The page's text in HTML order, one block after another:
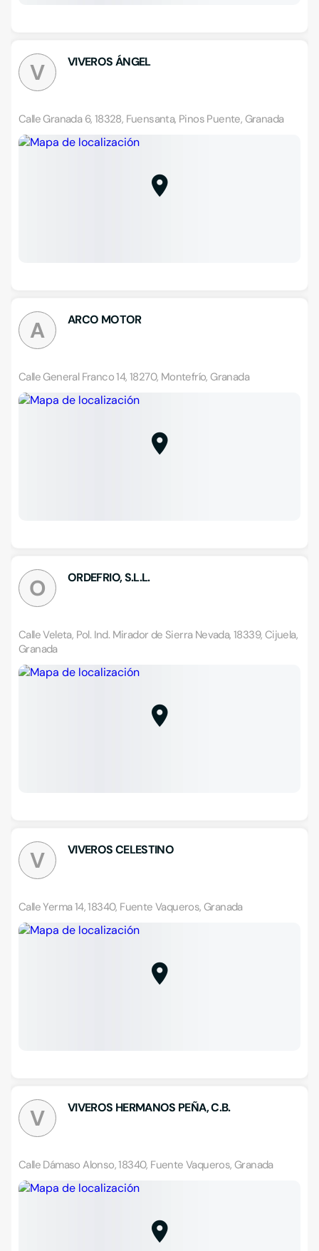
V VIVEROS ÁNGEL
Calle Granada 6, 18328, Fuensanta, Pinos Puente, Granada
A ARCO MOTOR
Calle General Franco 14, 18270, Montefrío, Granada
O ORDEFRIO, S.L.L.
Calle Veleta, Pol. Ind. Mirador de Sierra Nevada, 18339, Cijuela,
Granada
V VIVEROS CELESTINO
Calle Yerma 14, 18340, Fuente Vaqueros, Granada
V VIVEROS HERMANOS PEÑA, C.B.
Calle Dámaso Alonso, 18340, Fuente Vaqueros, Granada